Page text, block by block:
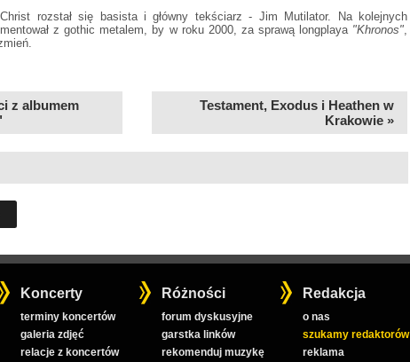
rozstał się basista i główny tekściarz - Jim Mutilator. Na kolejnych
z gothic metalem, by w roku 2000, za sprawą longplaya "Khronos",
z albumem
Testament, Exodus i Heathen w
Krakowie »
Koncerty
terminy koncertów
galeria zdjęć
relacje z koncertów
Różności
forum dyskusyjne
garstka linków
rekomenduj muzykę
Redakcja
o nas
szukamy redaktorów
reklama